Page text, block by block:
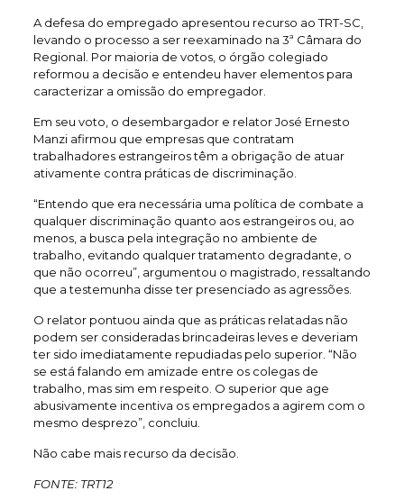
A defesa do empregado apresentou recurso ao TRT-SC,
levando o processo a ser reexaminado na 3ª Câmara do
Regional. Por maioria de votos, o órgão colegiado
reformou a decisão e entendeu haver elementos para
caracterizar a omissão do empregador.
Em seu voto, o desembargador e relator José Ernesto
Manzi afirmou que empresas que contratam
trabalhadores estrangeiros têm a obrigação de atuar
ativamente contra práticas de discriminação.
“Entendo que era necessária uma política de combate a
qualquer discriminação quanto aos estrangeiros ou, ao
menos, a busca pela integração no ambiente de
trabalho, evitando qualquer tratamento degradante, o
que não ocorreu”, argumentou o magistrado, ressaltando
que a testemunha disse ter presenciado as agressões.
O relator pontuou ainda que as práticas relatadas não
podem ser consideradas brincadeiras leves e deveriam
ter sido imediatamente repudiadas pelo superior. “Não
se está falando em amizade entre os colegas de
trabalho, mas sim em respeito. O superior que age
abusivamente incentiva os empregados a agirem com o
mesmo desprezo”, concluiu.
Não cabe mais recurso da decisão.
FONTE: TRT12